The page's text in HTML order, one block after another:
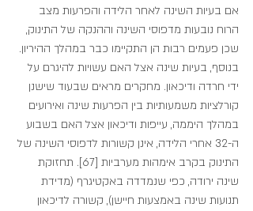
אם בעיות השינה לאחר הלידה והפרעות מצב
הרוח נובעות מדפוסי השינה וההנקה של התינוק,
שכן פעמים רבות הן התקיימו כבר במהלך ההיריון.
בנוסף, בעיות שינה אצל האם עשויות להיגרם על
ידי חרדה ודיכאון. מחקרים מראים שבעוד שישנן
קורלציות משמעותיות בין הפרעות שינה ואירועים
במהלך היממה, עייפות ודיכאון אצל האם בשבוע
ה-32 אחרי הלידה, אינן קשורות לדפוסי השינה של
התינוק בקרב אימהות מערביות [67]. תחזוקת
שינה ירודה, כפי שנמדדה באקטיגרף (מדידת
תנועות שינה באמצעות חיישן), קשורה לדיכאון